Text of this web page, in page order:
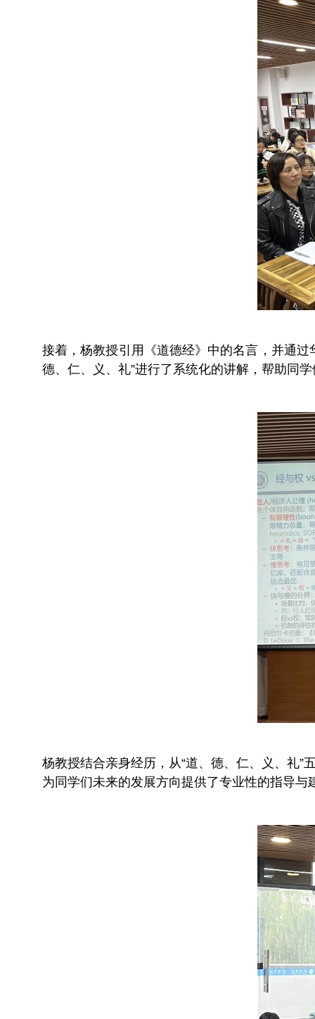
接着，杨教授引用《道德经》中的名言，并通
德、仁、义、礼”进行了系统化的讲解，帮助同
杨教授结合亲身经历，从“道、德、仁、义、礼
为同学们未来的发展方向提供了专业性的指导与